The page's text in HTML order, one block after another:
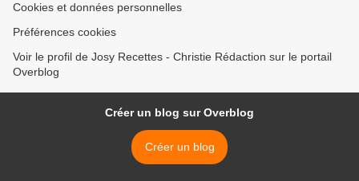
Cookies et données personnelles
Préférences cookies
Voir le profil de Josy Recettes - Christie Rédaction sur le portail
Overblog
Créer un blog sur Overblog
Créer un blog